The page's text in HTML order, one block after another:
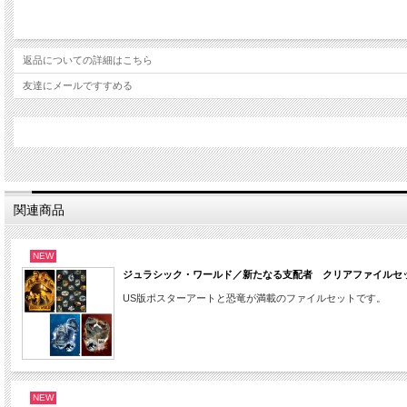
返品についての詳細はこちら
友達にメールですすめる
関連商品
NEW
ジュラシック・ワールド／新たなる支配者 クリアファイルセ
US版ポスターアートと恐竜が満載のファイルセットです。
NEW